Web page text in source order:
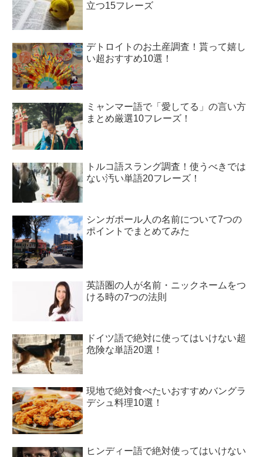
立つ15フレーズ
デトロイトのお土産調査！貰って嬉し
い超おすすめ10選！
ミャンマー語で「愛してる」の言い方
まとめ厳選10フレーズ！
トルコ語スラング調査！使うべきでは
ない汚い単語20フレーズ！
シンガポール人の名前について7つの
ポイントでまとめてみた
英語圏の人が名前・ニックネームをつ
ける時の7つの法則
ドイツ語で絶対に使ってはいけない超
危険な単語20選！
現地で絶対食べたいおすすめバングラ
デシュ料理10選！
ヒンディー語で絶対使ってはいけない